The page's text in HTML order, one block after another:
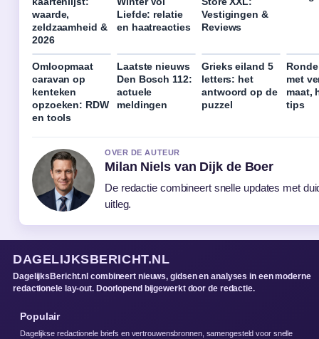
waarde,
zeldzaamheid &
2026
Liefde: relatie
en haatreacties
Vestigingen &
Reviews
Omloopmaat
caravan op
kenteken
opzoeken: RDW
en tools
Laatste nieuws
Den Bosch 112:
actuele
meldingen
Grieks eiland 5
letters: het
antwoord op de
puzzel
met
maat,
tips
OVER DE AUTEUR
Milan Niels van Dijk de Boer
De redactie combineert snelle updates met
uitleg.
DAGELIJKSBERICHT.NL
DagelijksBericht.nl combineert nieuws, gidsen en analyses in een moderne
redactionele lay-out. Doorlopend bijgewerkt door de redactie.
Populair
Dagelijkse redactionele briefs en vertrouwensbronnen, samengesteld voor snelle